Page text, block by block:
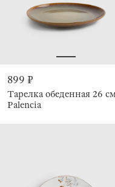
899 ₽
Тарелка обеденная 26
Palencia